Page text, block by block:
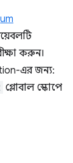
করুন।
এর জন্য:
গ্লোবাল স্কোপে